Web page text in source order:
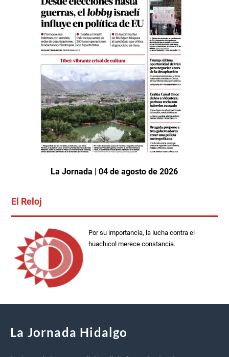
La Jornada | 04 de agosto de 2026
El Reloj
Por su importancia, la lucha contra el
huachicol merece constancia.
La Jornada Hidalgo